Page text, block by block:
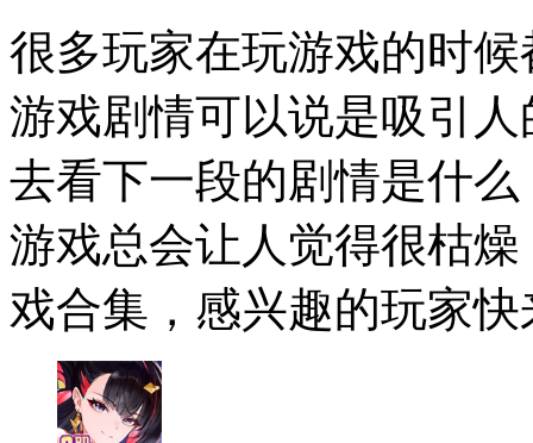
很多玩家在玩游戏的时
游戏剧情可以说是吸引
去看下一段的剧情是什
游戏总会让人觉得很枯
戏合集，感兴趣的玩家